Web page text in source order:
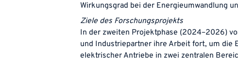
Wirkungsgrad bei der Energieumwandlung
Ziele des Forschungsprojekts
In der zweiten Projektphase (2024–2026)
und Industriepartner ihre Arbeit fort, um die
elektrischer Antriebe in zwei zentralen